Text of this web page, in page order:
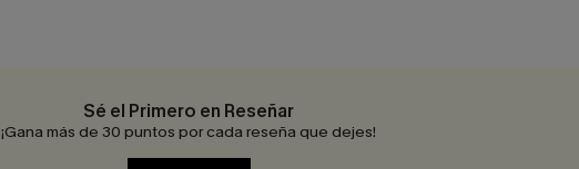
Sé el Primero en Reseñar
¡Gana más de 30 puntos por cada reseña que dejes!